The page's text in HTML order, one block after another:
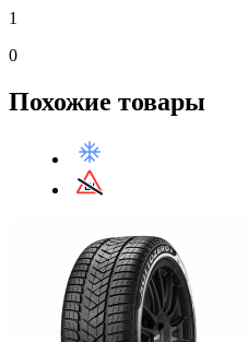
1
0
Похожие товары